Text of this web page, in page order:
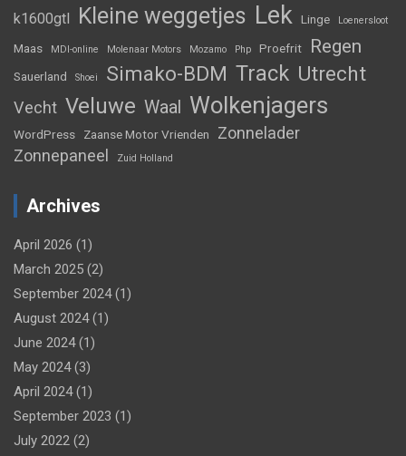
k1600gtl Kleine weggetjes Lek Linge Loenersloot
Maas MDI-online Molenaar Motors Mozamo Php Proefrit Regen
Sauerland Shoei Simako-BDM Track Utrecht
Vecht Veluwe Waal Wolkenjagers
WordPress Zaanse Motor Vrienden
Zonnelader
Zonnepaneel
Zuid Holland
Archives
April 2026 (1)
March 2025 (2)
September 2024(1)
August 2024(1)
June 2024(1)
May 2024(3)
April 2024(1)
September 2023 (1)
July 2022 (2)